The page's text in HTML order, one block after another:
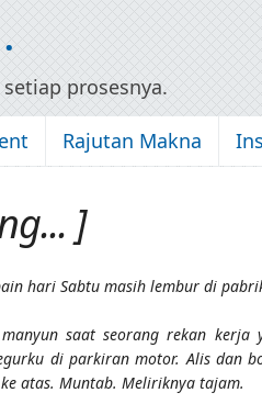
prosesnya.
Rajutan Makna
]
hari Sabtu masih lembur di
manyun saat seorang rekan
di parkiran motor. Alis dan
atas. Muntab. Meliriknya tajam.